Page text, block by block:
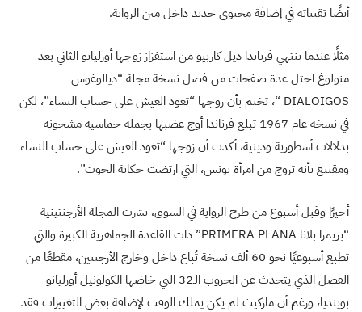
أيضًا تقنياته في إضافة محتوى جديد داخل متن الرواية.
مثلًا عندما تنتهي فرناندا ديل كاربيو من استفزاز زوجها أورليانو الثاني بعد
منولوغ احتل عدة صفحات من فصل نسخة مجلة “ديالوغوس
DIALOIGOS “، تختم بأن زوجها “تعود العيش على حساب النساء”، لكن
في نسخة عام 1967 تبلغ فرناندا أوج غضبها بجملة حماسية مشحونة
بدلالات أسطورية ودينية، أكدت أن زوجها “تعود العيش على حساب النساء
ومقتنع بأنه تزوج من امرأة يونس، التي ارتضت حكاية الحوت”.
أخيرًا وقبل أسبوع من طرح الرواية في السوق، نشرت المجلة الأرجنتينية
“بريمرا بلانا PRIMERA PLANA” ذات القاعدة الجماهرية الكبيرة والتي
تطبع أسبوعيًا نحو 60 ألف نسخة تُباع داخل وخارج الأرجنتين، مقطعًا من
الفصل الذي يتحدث عن الحروب الـ32 التي خاضها الكولونيل أورليانو
بوينديا، ورغم أن ماركيث لم يكن يملك الوقت لإضافة بعض التغييرات فقد